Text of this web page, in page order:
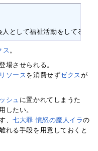
として福祉活動をしてるん
ス 。
場させられる。
リソース を消費せずゼクス が
シュ に置かれてしまうた
したい。
、七大罪 憤怒の魔人イラの
れる手段を用意しておくと